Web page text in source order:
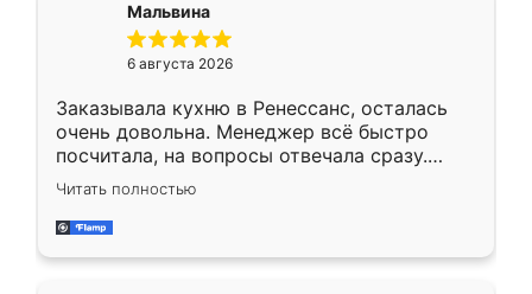
меньше, здесь же он более разнообразный.
Мне нравится ,если что-то потребуется из
мебели буду заказывать только здесь.
Мальвина
6 августа 2026
Заказывала кухню в Ренессанс, осталась
очень довольна. Менеджер всё быстро
посчитала, на вопросы отвечала сразу.
Замерщик приехал в субботу, подошёл к
делу со всей ответственностью. Собрали
за день, ребята работали аккуратно, даже
Читать полностью